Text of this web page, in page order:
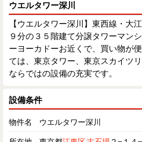
ウエルタワー深川
【ウエルタワー深川】東西線・大
９分の３５階建て分譲タワーマン
ーヨーカドーお近くで、買い物が
ては、東京タワー、東京スカイツ
ならではの設備の充実です。
設備条件
物件名 ウエルタワー深川